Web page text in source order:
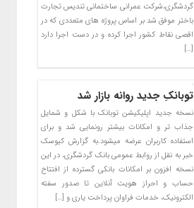
گردشگری،شرکت عمرانی ساختمانی تندیس تجارت
باختر موفق شد بر اساس پروژه های متعددی که در
اقصی نقاط کشور اجرا کرده و در دست اجرا دارد
[…]
توبانکِ جدید روانه بازار شد
نسخه جدید اپلیکیشن توبانک با شکل و شمایل
جذاب تر و امکانات بیشتر رونمایی شد و برای
استفاده کاربران عرضه میشود.به گزارش کیوسک
خبر به نقل از روابط عمومی بانک گردشگری، در این
نسخه افزون بر امکانات بانکی گسترده از افتتاح
حساب و احراز هویت آنلاین تا صدور سفته
الکترونیک، خدمات فراوان پرداخت یاری و […]